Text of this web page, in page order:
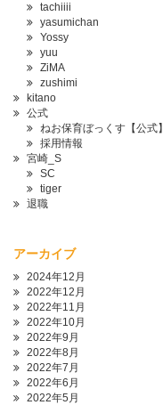
tachiiii
yasumichan
Yossy
yuu
ZiMA
zushimi
kitano
公式
ねお保育ぼっくす【公式】
採用情報
宮崎_S
SC
tiger
退職
アーカイブ
2024年12月
2022年12月
2022年11月
2022年10月
2022年9月
2022年8月
2022年7月
2022年6月
2022年5月